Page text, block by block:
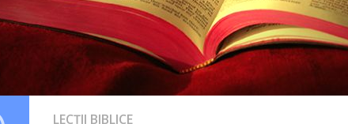
LECȚII BIBLICE